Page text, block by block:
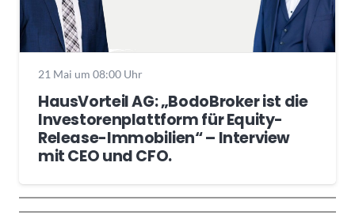
21 Mai um 08:00 Uhr
HausVorteil AG: „BodoBroker ist die
Investorenplattform für Equity-
Release-Immobilien“ – Interview
mit CEO und CFO.
Wochenrückblick
Trendthemen